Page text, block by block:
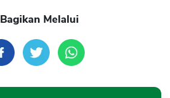
Bagikan Melalui